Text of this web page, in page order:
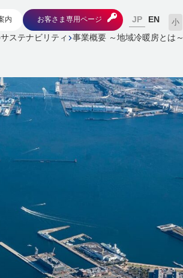
内 お客さま専用ページ JP EN 小
ステナビリティ 事業概要 ～地域冷暖房とは～